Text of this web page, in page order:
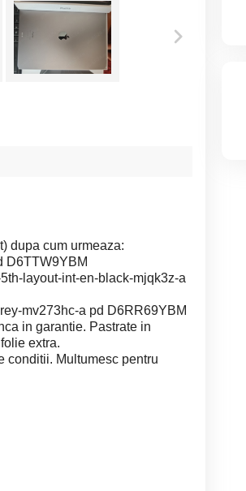
dupa cum urmeaza:
D6TTW9YBM
layout-int-en-black-mjqk3z-a
mv273hc-a pd D6RR69YBM
in garantie. Pastrate in
extra.
conditii. Multumesc pentru